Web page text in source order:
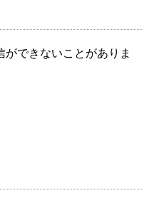
できないことがありま